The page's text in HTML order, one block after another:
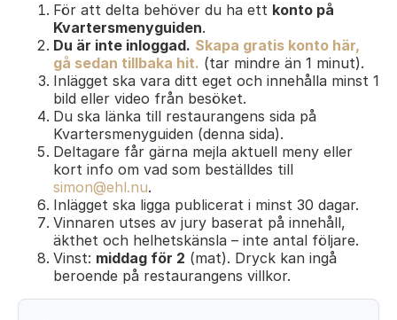
För att delta behöver du ha ett konto på
Kvartersmenyguiden.
Du är inte inloggad. Skapa gratis konto här,
gå sedan tillbaka hit. (tar mindre än 1 minut).
Inlägget ska vara ditt eget och innehålla minst 1
bild eller video från besöket.
Du ska länka till restaurangens sida på
Kvartersmenyguiden (denna sida).
Deltagare får gärna mejla aktuell meny eller
kort info om vad som beställdes till
simon@ehl.nu.
Inlägget ska ligga publicerat i minst 30 dagar.
Vinnaren utses av jury baserat på innehåll,
äkthet och helhetskänsla – inte antal följare.
Vinst: middag för 2 (mat). Dryck kan ingå
beroende på restaurangens villkor.